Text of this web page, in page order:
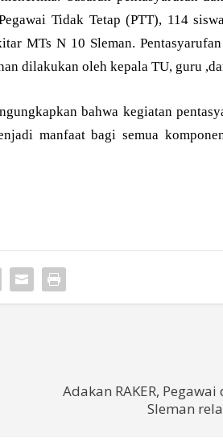
Tidak Tetap (PTT), 114
MTs N 10 Sleman.
dilakukan oleh kepala TU, guru
bahwa kegiatan
manfaat bagi semua
Adakan RAKER,
Sleman